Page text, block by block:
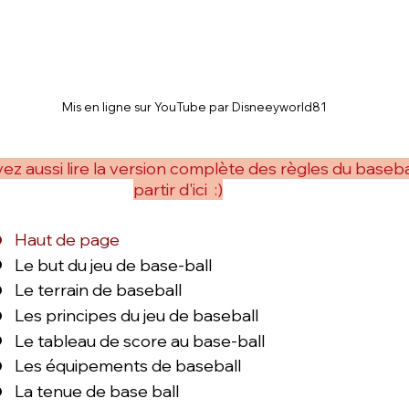
Mis en ligne sur YouTube par Disneeyworld81
aussi lire la version complète des règles du
partir d'ici :)
Haut de page
Le but du jeu de base-ball
Le terrain de baseball
Les principes du jeu de baseball
Le tableau de score au base-ball
Les équipements de baseball
La tenue de base ball